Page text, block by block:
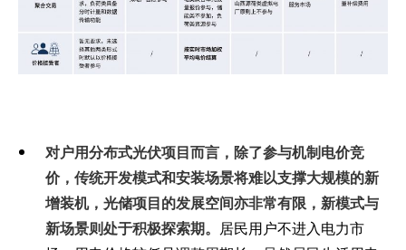
对户用分布式光伏项目而言，除了参与机制电价竞
价，传统开发模式和安装场景将难以支撑大规模的新
增装机，光储项目的发展空间亦非常有限，新模式与
新场景则处于积极探索期。 居民用户不进入电力市